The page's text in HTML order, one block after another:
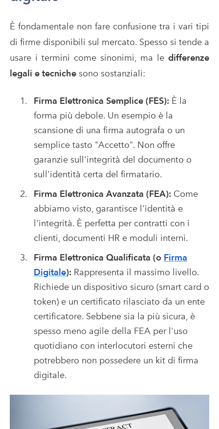
È fondamentale non fare confusione tra i vari tipi
di firme disponibili sul mercato. Spesso si tende a
usare i termini come sinonimi, ma le differenze
legali e tecniche sono sostanziali:
Firma Elettronica Semplice (FES): È la
forma più debole. Un esempio è la
scansione di una firma autografa o un
semplice tasto "Accetto". Non offre
garanzie sull'integrità del documento o
sull'identità certa del firmatario.
Firma Elettronica Avanzata (FEA): Come
abbiamo visto, garantisce l'identità e
l'integrità. È perfetta per contratti con i
clienti, documenti HR e moduli interni.
Firma Elettronica Qualificata (o Firma
Digitale): Rappresenta il massimo livello.
Richiede un dispositivo sicuro (smart card o
token) e un certificato rilasciato da un ente
certificatore. Sebbene sia la più sicura, è
spesso meno agile della FEA per l'uso
quotidiano con interlocutori esterni che
potrebbero non possedere un kit di firma
digitale.